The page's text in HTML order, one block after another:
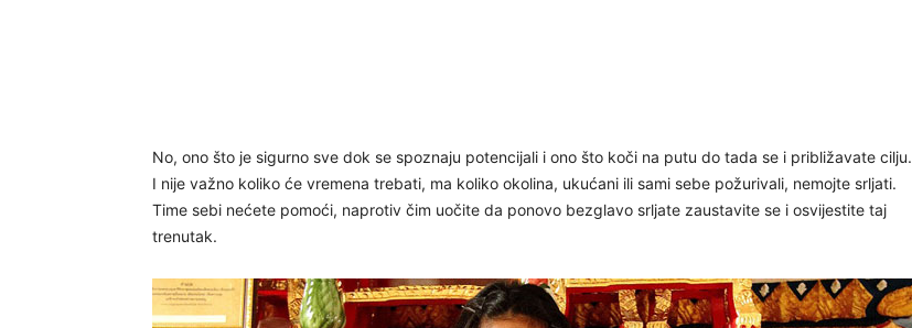
No, ono što je sigurno sve dok se spoznaju potencijali i ono što koči na putu do tada se i približavate cilju.
I nije važno koliko će vremena trebati, ma koliko okolina, ukućani ili sami sebe požurivali, nemojte srljati.
Time sebi nećete pomoći, naprotiv čim uočite da ponovo bezglavo srljate zaustavite se i osvijestite taj
trenutak.